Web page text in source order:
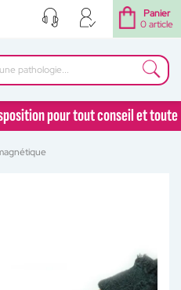
Panier
0 article
pour tout conseil et toute
77 92 30 90
pour tout conseil et toute